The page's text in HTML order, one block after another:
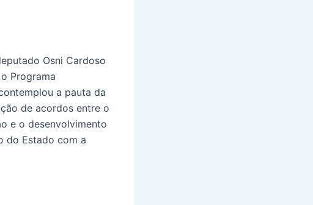
Osni Cardoso
Programa
a pauta da
de acordos entre o
e o desenvolvimento
do Estado com a